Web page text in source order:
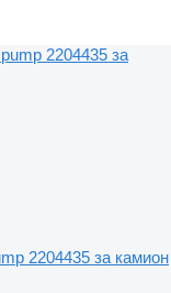
2204435 за камион